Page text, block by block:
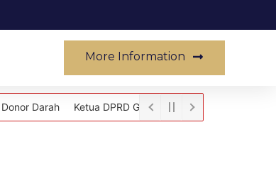
More Information
Ketua DPRD Gowa Teken Persetujuan Proses